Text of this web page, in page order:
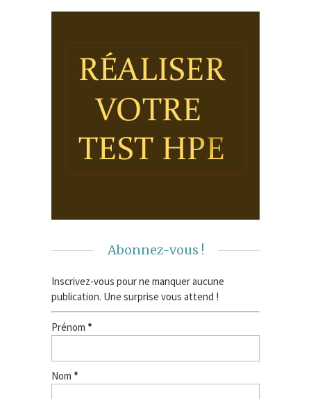
Abonnez-vous !
Inscrivez-vous pour ne manquer aucune
publication. Une surprise vous attend !
Prénom *
Nom *